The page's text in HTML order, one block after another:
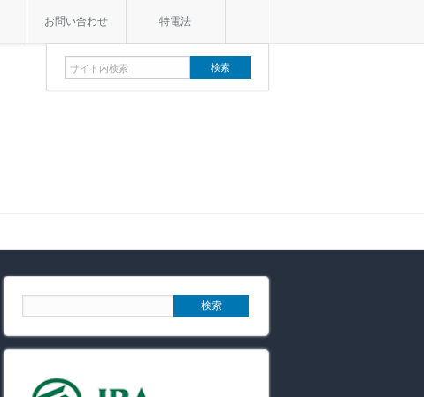
お問い合わせ 特電法